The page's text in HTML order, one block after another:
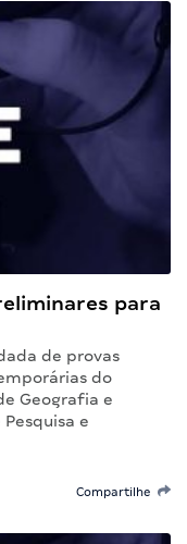
para
de provas
do
Geografia e
e
Compartilhe